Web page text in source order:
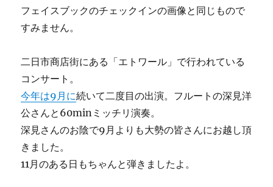
フェイスブックのチェックインの画像と同じもので
すみません。
二日市商店街にある「エトワール」で行われている
コンサート。
今年は9月に続いて二度目の出演。フルートの深見洋
公さんと60minミッチリ演奏。
深見さんのお陰で9月よりも大勢の皆さんにお越し頂
きました。
11月のある日もちゃんと弾きましたよ。